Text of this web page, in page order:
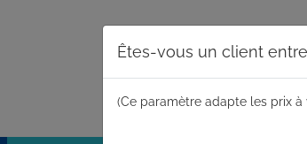
Êtes-vous un client
(Ce paramètre adapte les prix à